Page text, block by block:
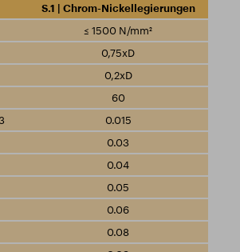
S.1 | Chrom-Nickellegierungen
≤ 1500 N/mm²
0,75xD
0,2xD
60
0.015
0.03
0.04
0.05
0.06
0.08